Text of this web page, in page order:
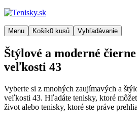
Menu Košík0 kusů Vyhľadávanie
Štýlové a moderné
veľkosti 43
Vyberte si z mnohých zaujímavých a
veľkosti 43. Hľadáte tenisky, ktoré
život alebo tenisky, ktoré ste práve